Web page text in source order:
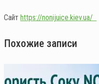
Сайт https://nonijuice.kiev.ua/
Похожие записи